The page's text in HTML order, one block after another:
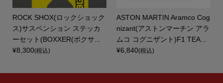
ROCK SHOX(ロックショック
ス)サスペンション ステッカ
ーセット(BOXXER(ボクサ...
¥8,300(税込)
ASTON MARTIN Aramco Cog
nizant(アストンマーチン アラ
ムコ コグニザント)F1 TEA...
¥6,840(税込)